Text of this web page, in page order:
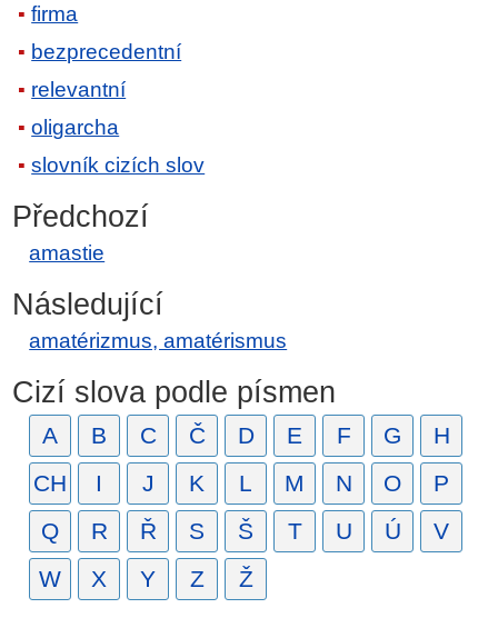
firma
bezprecedentní
relevantní
oligarcha
slovník cizích slov
Předchozí
amastie
Následující
amatérizmus, amatérismus
Cizí slova podle písmen
A B C Č D E F G
H
CH
I J K L M N O
P
Q
R Ř S Š T U Ú
V
W
X Y Z Ž